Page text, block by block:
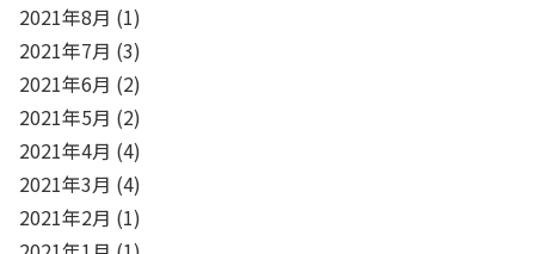
2021年8月 (1)
2021年7月 (3)
2021年6月 (2)
2021年5月 (2)
2021年4月 (4)
2021年3月 (4)
2021年2月 (1)